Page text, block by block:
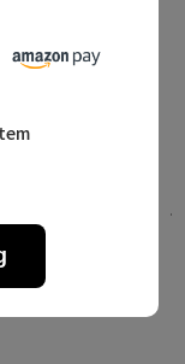
ングッズ
UP